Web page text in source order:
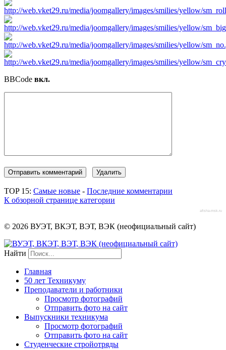
BBCode вкл.
TOP 15: Самые новые - Последние комментарии
К обзорной странице категории
afisha-msk.ru
© 2026 ВУЭТ, ВКЭТ, ВЭТ, ВЭК (неофициальный сайт)
Найти
Главная
50 лет Техникуму
Преподаватели и работники
Просмотр фотографий
Отправить фото на сайт
Выпускники техникума
Просмотр фотографий
Отправить фото на сайт
Студенческие стройотряды